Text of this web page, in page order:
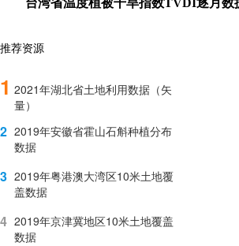
推荐资源
1 2021年湖北省土地利用数据（矢
量）
2 2019年安徽省霍山石斛种植分布
数据
3 2019年粤港澳大湾区10米土地覆
盖数据
4 2019年京津冀地区10米土地覆盖
数据